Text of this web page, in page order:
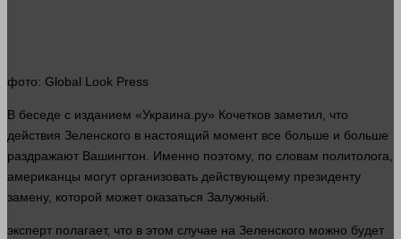
фото: Global Look Press
В беседе с изданием «Украина.ру» Кочетков заметил, что
действия Зеленского в настоящий момент все больше и больше
раздражают Вашингтон. Именно поэтому, по словам политолога,
американцы могут организовать действующему президенту
замену, которой может оказаться Залужный.
эксперт полагает, что в этом случае на Зеленского можно будет